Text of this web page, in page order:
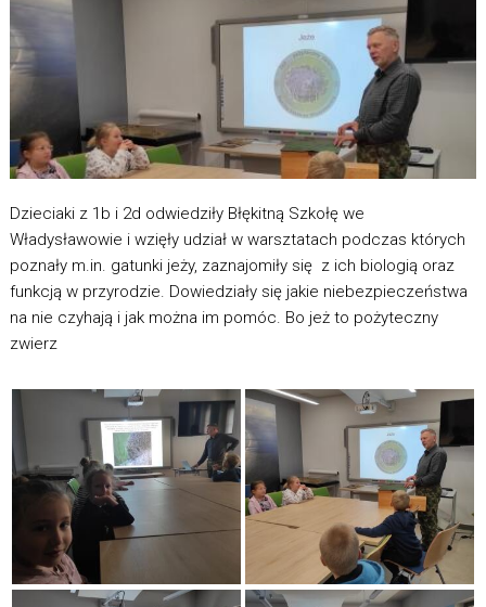
Dzieciaki z 1b i 2d odwiedziły Błękitną Szkołę we
Władysławowie i wzięły udział w warsztatach podczas których
poznały m.in. gatunki jeży, zaznajomiły się z ich biologią oraz
funkcją w przyrodzie. Dowiedziały się jakie niebezpieczeństwa
na nie czyhają i jak można im pomóc. Bo jeż to pożyteczny
zwierz